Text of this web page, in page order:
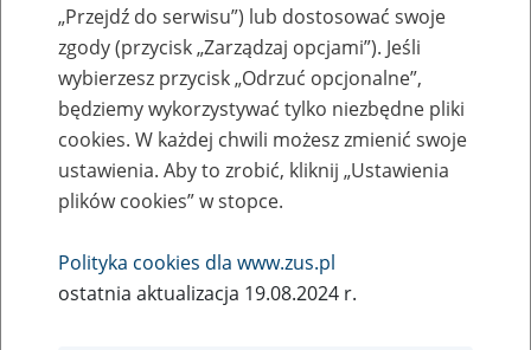
Zaproś ZUS do siebie - zakładanie profili
eZUS w siedzibie Twojej firmy
Rodzaj wydarzenia
Szkolenia
„Przejdź do serwisu”) lub dostosować swoje
zgody (przycisk „Zarządzaj opcjami”). Jeśli
wybierzesz przycisk „Odrzuć opcjonalne”,
będziemy wykorzystywać tylko niezbędne pliki
cookies. W każdej chwili możesz zmienić swoje
ustawienia. Aby to zrobić, kliknij „Ustawienia
plików cookies” w stopce.
Polityka cookies dla www.zus.pl
ostatnia aktualizacja 19.08.2024 r.